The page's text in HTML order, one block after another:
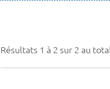
Résultats 1 à 2 sur 2 au